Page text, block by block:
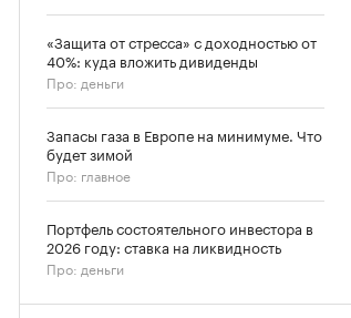
«Защита от стресса» с доходностью от
40%: куда вложить дивиденды
Про: деньги
Запасы газа в Европе на минимуме. Что
будет зимой
Про: главное
Портфель состоятельного инвестора в
2026 году: ставка на ликвидность
Про: деньги